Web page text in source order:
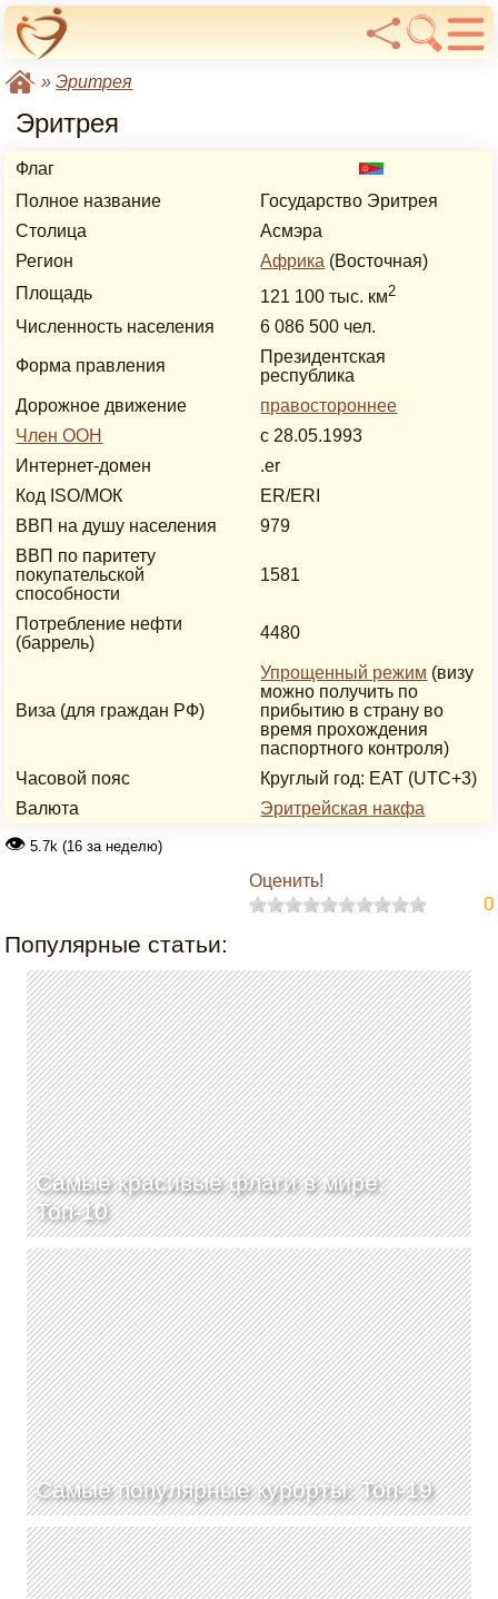
»Эритрея
Эритрея
Флаг
Полное название
Государство Эритрея
Столица
Асмэра
Регион
Африка (Восточная)
Площадь
121 100 тыс. км2
Численность населения 6 086 500 чел.
Форма правления
Президентская
республика
Дорожное движение
правостороннее
Член ООН
с 28.05.1993
Интернет-домен
.er
Код ISO/МОК
ER/ERI
ВВП на душу населения
979
ВВП по паритету
покупательской
способности
1581
Потребление нефти
(баррель)
4480
Виза (для граждан РФ)
Упрощенный режим (визу
можно получить по
прибытию в страну во
время прохождения
паспортного контроля)
Часовой пояс
Круглый год: EAT (UTC+3)
Валюта
Эритрейская накфа
👁 5.7k (16 за неделю)
Оценить!
0
Популярные статьи:
Самые красивые флаги в мире:
Топ-10
Самые популярные курорты: Топ-19